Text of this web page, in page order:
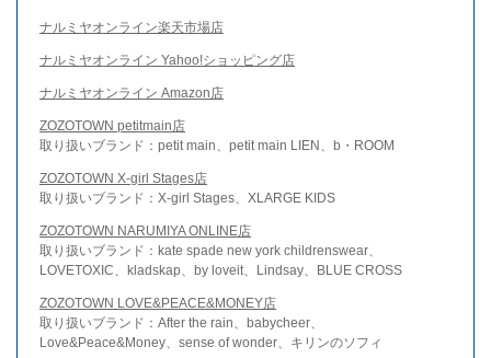
ナルミヤオンライン楽天市場店
ナルミヤオンライン Yahoo!ショッピング店
ナルミヤオンライン Amazon店
ZOZOTOWN petitmain店
取り扱いブランド：petit main、petit main LIEN、b・ROOM
ZOZOTOWN X-girl Stages店
取り扱いブランド：X-girl Stages、XLARGE KIDS
ZOZOTOWN NARUMIYA ONLINE店
取り扱いブランド：kate spade new york childrenswear、
LOVETOXIC、kladskap、by loveit、Lindsay、BLUE CROSS
ZOZOTOWN LOVE&PEACE&MONEY店
取り扱いブランド：After the rain、babycheer、
Love&Peace&Money、sense of wonder、キリンのソフィ